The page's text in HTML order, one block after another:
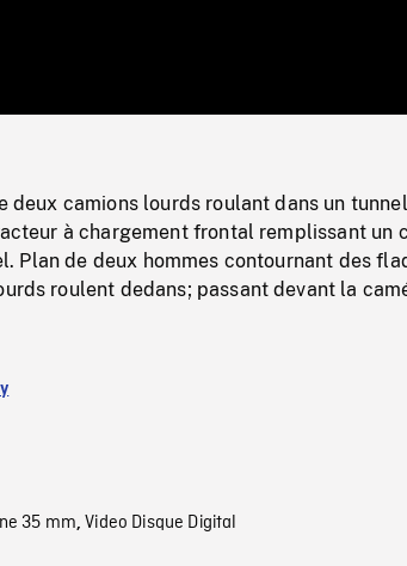
0%
deux camions lourds roulant dans un
à chargement frontal remplissant un
Plan de deux hommes contournant des
roulent dedans; passant devant la
35 mm,Video Disque Digital